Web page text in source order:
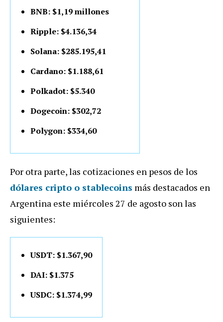
BNB: $1,19 millones
Ripple: $4.136,34
Solana: $285.195,41
Cardano: $1.188,61
Polkadot: $5.340
Dogecoin: $302,72
Polygon: $334,60
Por otra parte, las cotizaciones en pesos de los
dólares cripto o stablecoins más destacados en
Argentina este miércoles 27 de agosto son las
siguientes:
USDT: $1.367,90
DAI: $1.375
USDC: $1.374,99